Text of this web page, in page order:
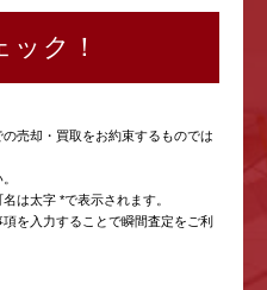
ック！
売却・買取をお約束するものでは
は太字 *で表示されます。
を入力することで瞬間査定をご利